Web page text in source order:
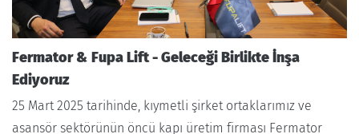
Fermator & Fupa Lift - Geleceği Birlikte İnşa
Ediyoruz
25 Mart 2025 tarihinde, kıymetli şirket ortaklarımız ve
asansör sektörünün öncü kapı üretim firması Fermator